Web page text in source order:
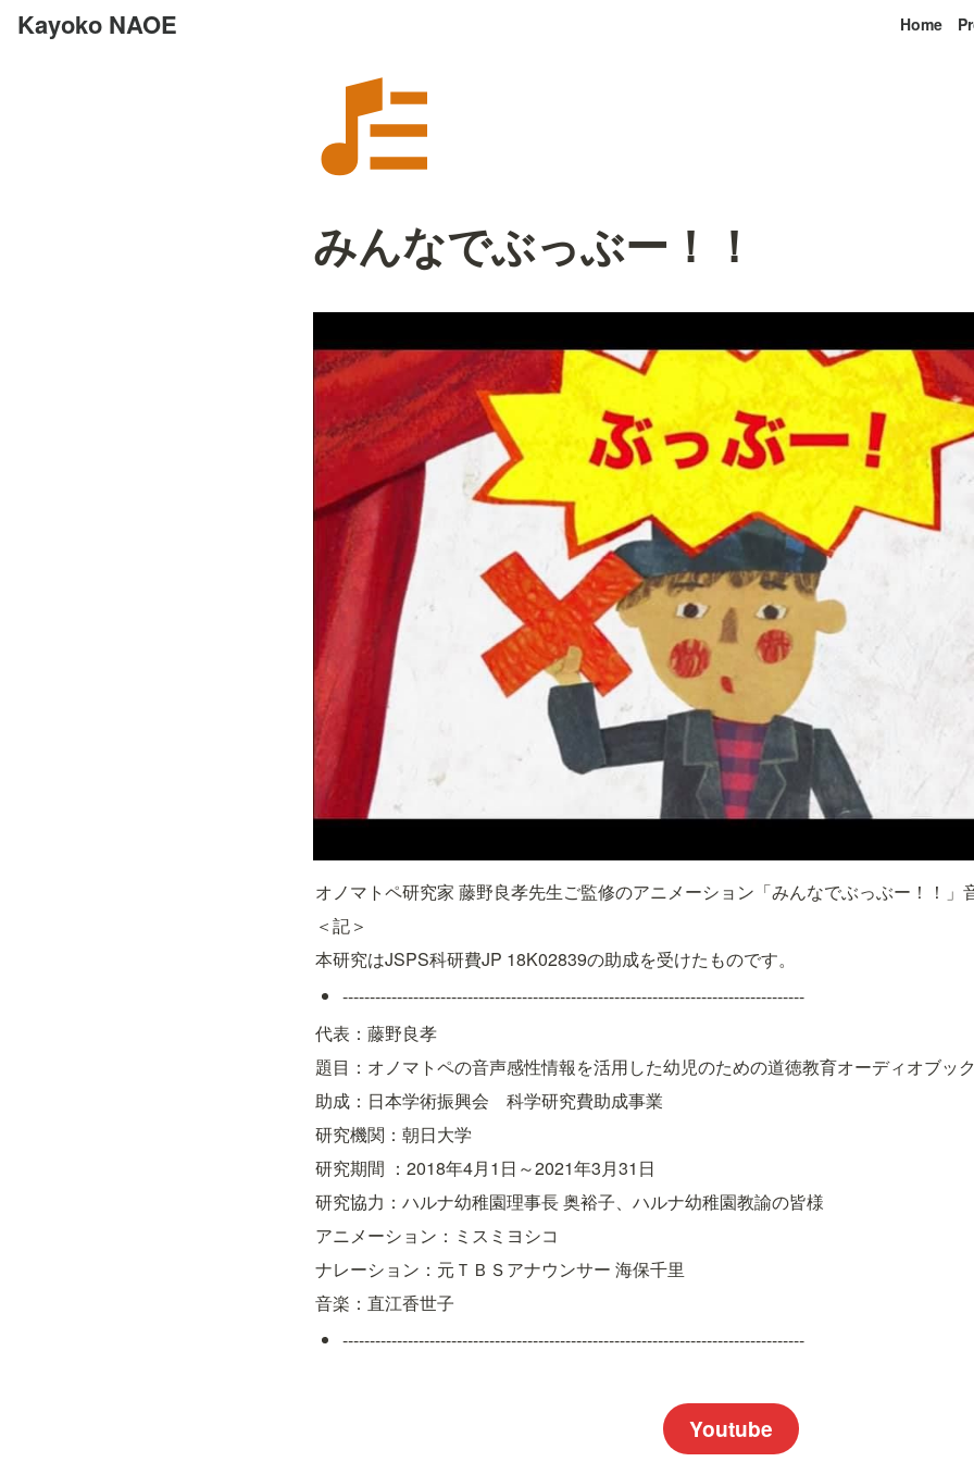
Kayoko NAOE Home
みんなでぶっぶー！！
オノマトペ研究家 藤野良孝先生ご監修のアニメーション「みんなでぶっぶー！！」
＜記＞
本研究はJSPS科研費JP 18K02839の助成を受けたものです。
-------------------------------------------------------------------------------------
代表：藤野良孝
題目：オノマトペの音声感性情報を活用した幼児のための道徳教育オーディオブッ
助成：日本学術振興会　科学研究費助成事業
研究機関：朝日大学
研究期間 ：2018年4月1日～2021年3月31日
研究協力：ハルナ幼稚園理事長 奥裕子、ハルナ幼稚園教諭の皆様
アニメーション：ミスミヨシコ
ナレーション：元ＴＢＳアナウンサー 海保千里
音楽：直江香世子
-------------------------------------------------------------------------------------
Youtube